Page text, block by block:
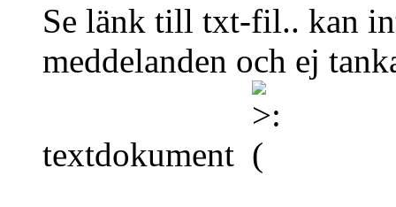
Se länk till txt-fil.. kan
meddelanden och ej
textdokument